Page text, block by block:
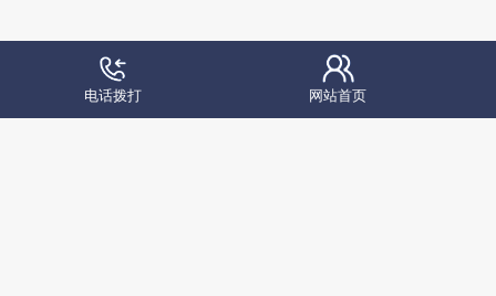
电话拨打 网站首页